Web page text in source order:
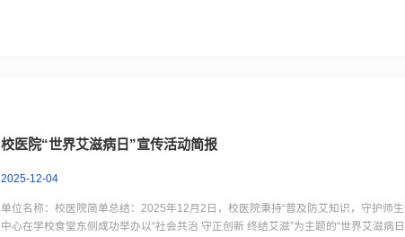
校医院“世界艾滋病日”宣传活动简报
2025-12-04
单位名称：校医院简单总结：2025年12月2日，校医院秉持“普及防艾知识，守护师
中心在学校食堂东侧成功举办以“社会共治 守正创新 终结艾滋”为主题的“世界艾滋病